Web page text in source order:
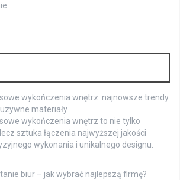
wykończenia wnętrz: najnowsze trendy
materiały
wykończenia wnętrz to nie tylko
sztuka łączenia najwyższej jakości
wykonania i unikalnego designu.
biur – jak wybrać najlepszą firmę?